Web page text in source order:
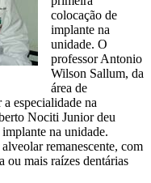
colocação de
implante na
unidade. O
professor Antonio
Wilson Sallum, da
área de
especialidade na
Nociti Junior deu
na unidade.
remanescente, com
ou mais raízes dentárias